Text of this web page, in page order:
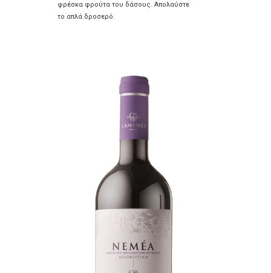
φρέσκα φρούτα του δάσους. Απολαύστε
το απλά δροσερό.